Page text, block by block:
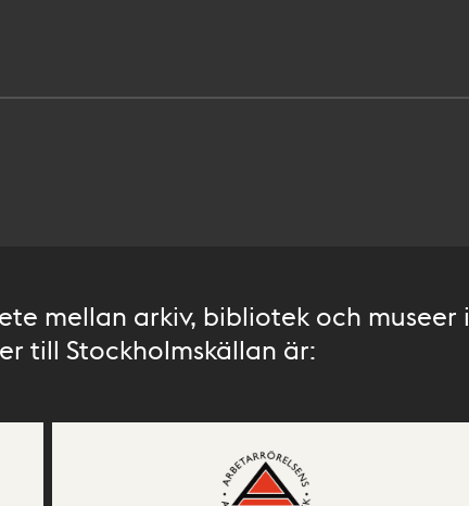
mellan arkiv, bibliotek och museer i
till Stockholmskällan är: